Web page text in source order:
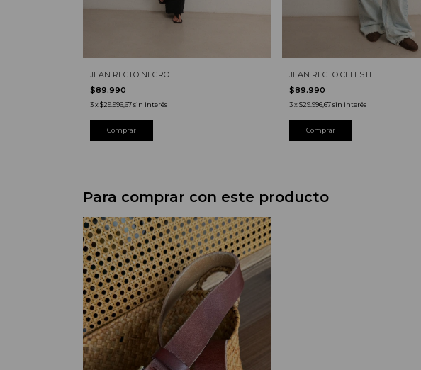
JEAN RECTO NEGRO
$89.990
3x$29.996,67sin interés
Comprar
JEAN RECTO CELESTE
$89.990
3 x$29.996,67 sin interés
Comprar
Para comprar con este producto